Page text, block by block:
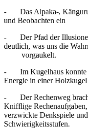
- Das Alpaka-, Känguru-
und Beobachten ein
- Der Pfad der Illusionen
deutlich, was uns die
vorgaukelt.
- Im Kugelhaus konnte
Energie in einer Holzkugel
- Der Rechenweg
Knifflige
verzwickte Denkspiele
Schwierigkeitsstufen.